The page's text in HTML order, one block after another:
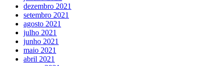
dezembro 2021
setembro 2021
agosto 2021
julho 2021
junho 2021
maio 2021
abril 2021